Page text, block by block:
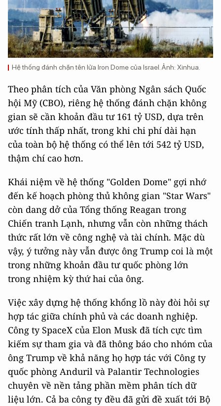
Hệ thống đánh chặn tên lửa Iron Dome của Israel. Ảnh: Xinhua.
Theo phân tích của Văn phòng Ngân sách Quốc
hội Mỹ (CBO), riêng hệ thống đánh chặn không
gian sẽ cần khoản đầu tư 161 tỷ USD, dựa trên
ước tính thấp nhất, trong khi chi phí dài hạn
của toàn bộ hệ thống có thể lên tới 542 tỷ USD,
thậm chí cao hơn.
Khái niệm về hệ thống "Golden Dome" gợi nhớ
đến kế hoạch phòng thủ không gian "Star Wars"
còn dang dở của Tổng thống Reagan trong
Chiến tranh Lạnh, nhưng vẫn còn những thách
thức rất lớn về công nghệ và tài chính. Mặc dù
vậy, ý tưởng này vẫn được ông Trump coi là một
trong những khoản đầu tư quốc phòng lớn
trong nhiệm kỳ thứ hai của ông.
Việc xây dựng hệ thống khổng lồ này đòi hỏi sự
hợp tác giữa chính phủ và các doanh nghiệp.
Công ty SpaceX của Elon Musk đã tích cực tìm
kiếm sự tham gia và đã thông báo cho nhóm của
ông Trump về khả năng họ hợp tác với Công ty
quốc phòng Anduril và Palantir Technologies
chuyên về nền tảng phần mềm phân tích dữ
liệu lớn. Cả ba công ty đều đã gửi đề xuất tới Bộ